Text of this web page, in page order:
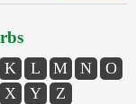
K L M N
O
X Y Z